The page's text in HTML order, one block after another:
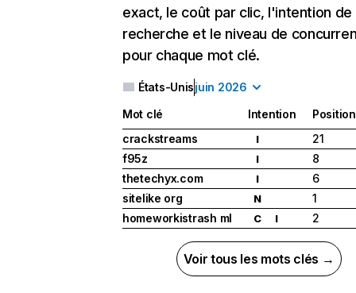
exact, le coût par clic, l'intention de
recherche et le niveau de
pour chaque mot clé.
États-Unisjuin 2026
Mot clé Intention
Position
crackstreams
I
21
f95z
I
8
thetechyx.com
I
6
sitelike org
N
1
homeworkistrash ml
C I 2
Voir tous les mots clés →